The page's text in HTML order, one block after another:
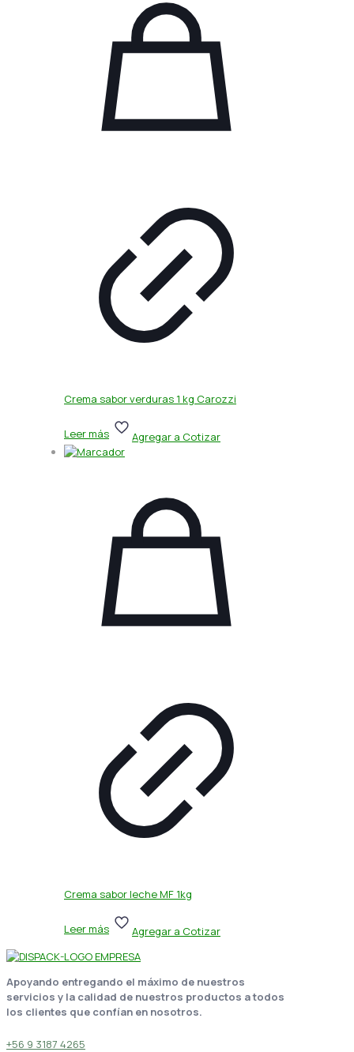
Crema sabor verduras 1 kg Carozzi
Leer más Agregar a Cotizar
Crema sabor leche MF 1kg
Leer más Agregar a Cotizar
Apoyando entregando el máximo de nuestros
servicios y la calidad de nuestros productos a todos
los clientes que confían en nosotros.
+56 9 3187 4265